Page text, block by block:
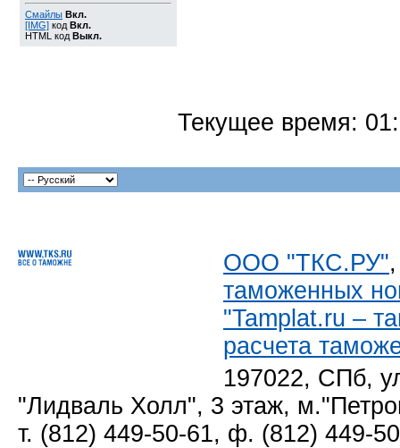
Смайлы Вкл.
[IMG] код Вкл.
HTML код Выкл.
Текущее время:
ООО "ТКС.РУ"
таможенных
"Tamplat.ru –
расчета
197022, СПб,
"Лидваль Холл", 3 этаж,
т. (812) 449-50-61, ф. (812) 449-